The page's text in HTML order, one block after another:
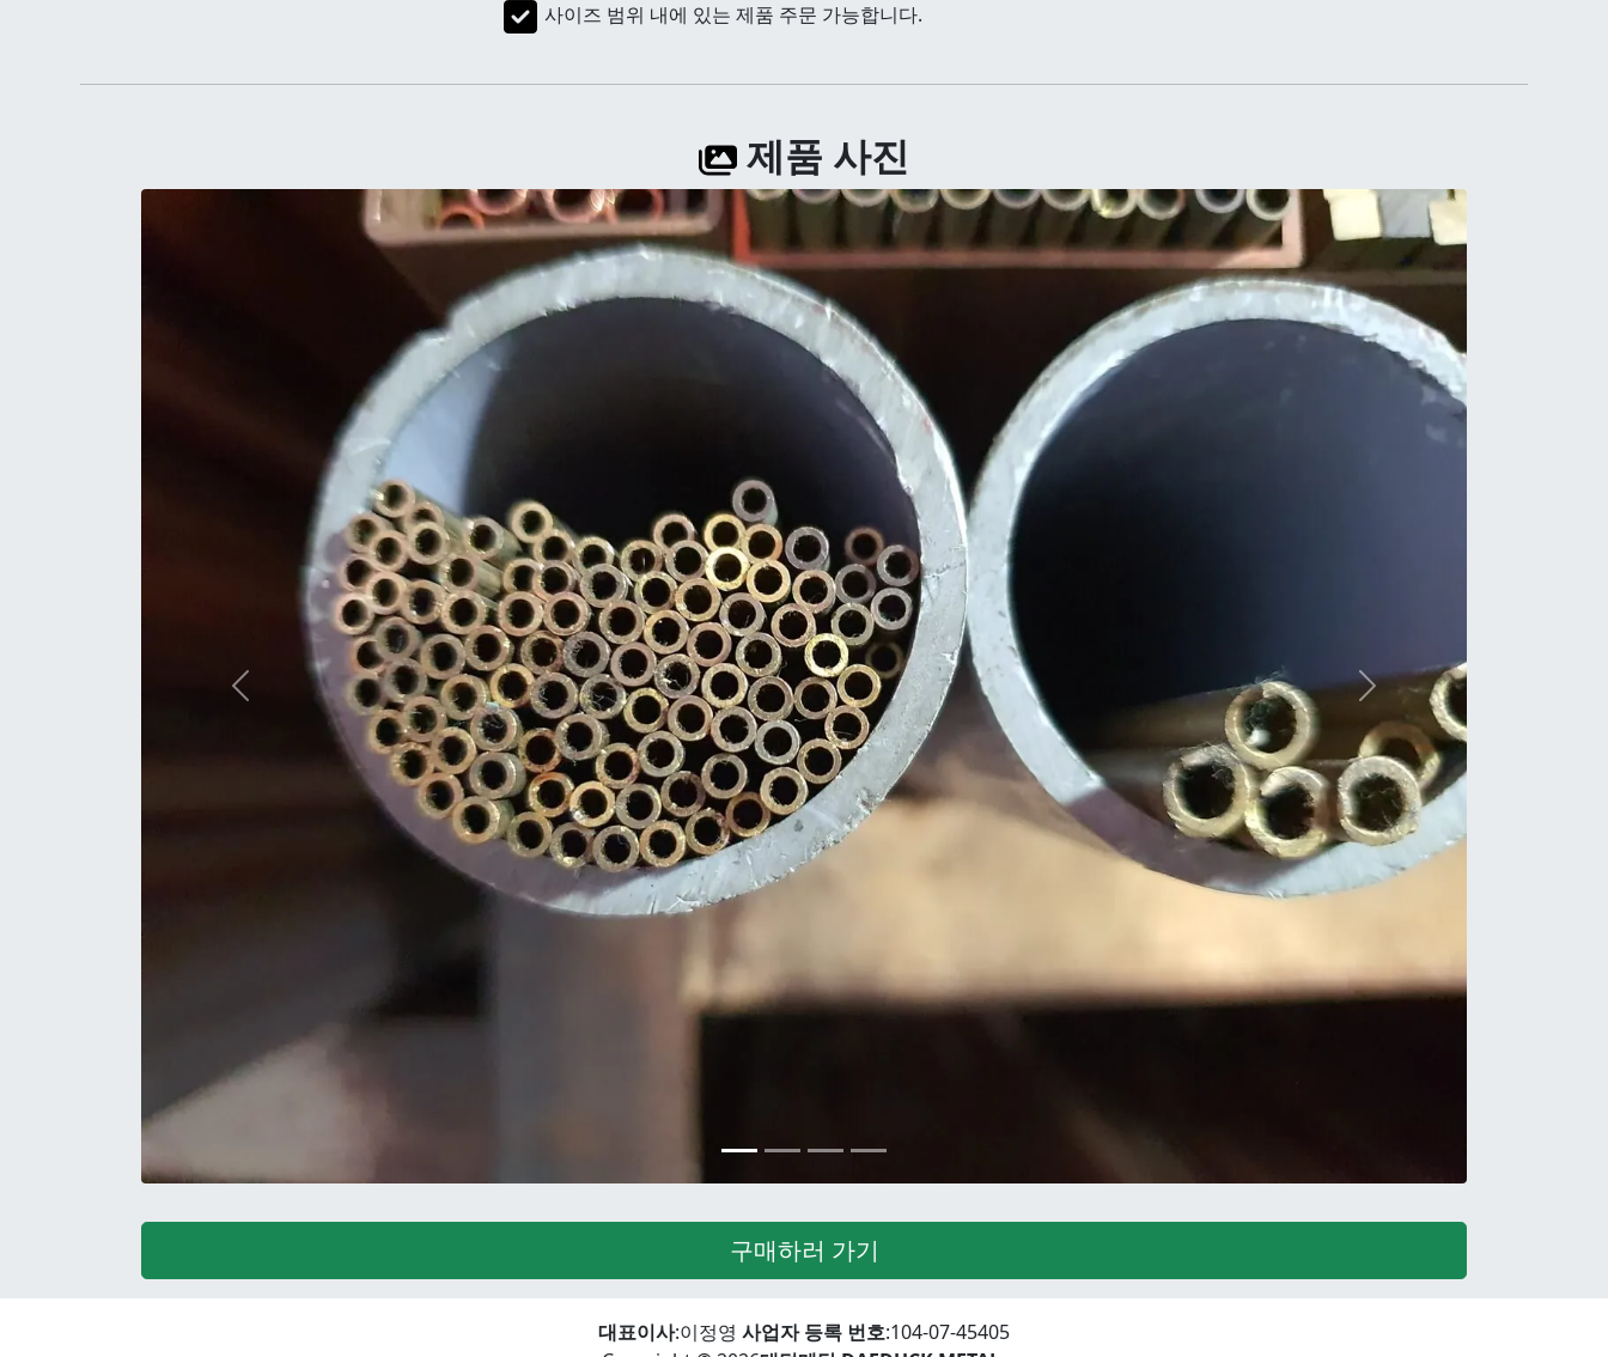
사이즈 범위 내에 있는 제품 주문 가능합니다.
제품 사진
구매하러 가기
대표이사:이정영 사업자 등록 번호:104-07-45405